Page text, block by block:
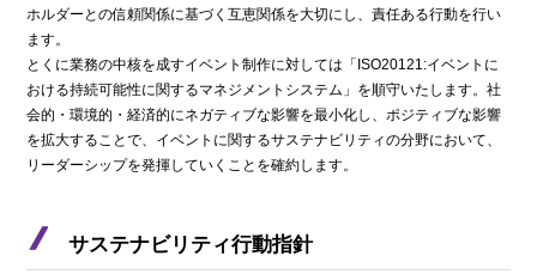
ホルダーとの信頼関係に基づく互恵関係を大切にし、責任ある行動を行い
ます。
とくに業務の中核を成すイベント制作に対しては「ISO20121:イベントに
おける持続可能性に関するマネジメントシステム」を順守いたします。社
会的・環境的・経済的にネガティブな影響を最小化し、ポジティブな影響
を拡大することで、イベントに関するサステナビリティの分野において、
リーダーシップを発揮していくことを確約します。
サステナビリティ行動指針